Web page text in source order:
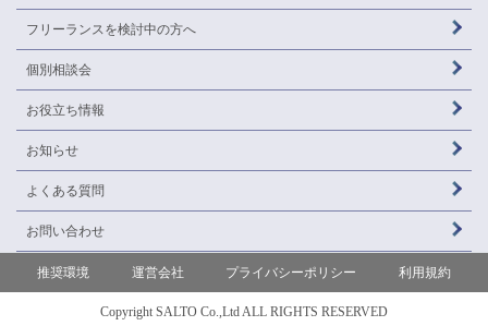
フリーランスを検討中の方へ
個別相談会
お役立ち情報
お知らせ
よくある質問
お問い合わせ
推奨環境 運営会社 プライバシーポリシー 利用規約
Copyright SALTO Co.,Ltd ALL RIGHTS RESERVED